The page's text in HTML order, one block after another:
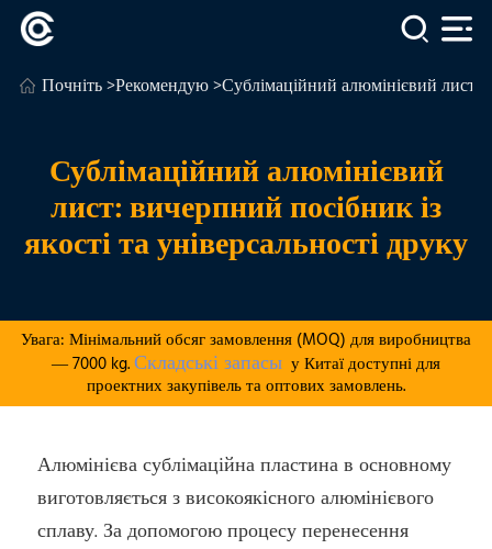
Почніть>Рекомендую>Сублімаційний алюмінієвий лист:
Сублімаційний алюмінієвий
лист: вичерпний посібник із
якості та універсальності друку
Увага: Мінімальний обсяг замовлення (MOQ) для виробництва
— 7000 kg.Складські запасы у Китаї доступні для
проектних закупівель та оптових замовлень.
Алюмінієва сублімаційна пластина в основному
виготовляється з високоякісного алюмінієвого
сплаву. За допомогою процесу перенесення